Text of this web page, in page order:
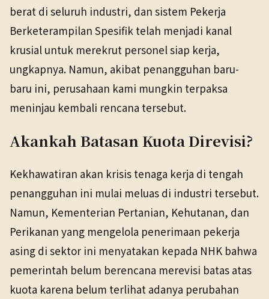
berat di seluruh industri, dan sistem Pekerja
Berketerampilan Spesifik telah menjadi kanal
krusial untuk merekrut personel siap kerja,
ungkapnya. Namun, akibat penangguhan baru-
baru ini, perusahaan kami mungkin terpaksa
meninjau kembali rencana tersebut.
Akankah Batasan Kuota Direvisi?
Kekhawatiran akan krisis tenaga kerja di tengah
penangguhan ini mulai meluas di industri tersebut.
Namun, Kementerian Pertanian, Kehutanan, dan
Perikanan yang mengelola penerimaan pekerja
asing di sektor ini menyatakan kepada NHK bahwa
pemerintah belum berencana merevisi batas atas
kuota karena belum terlihat adanya perubahan